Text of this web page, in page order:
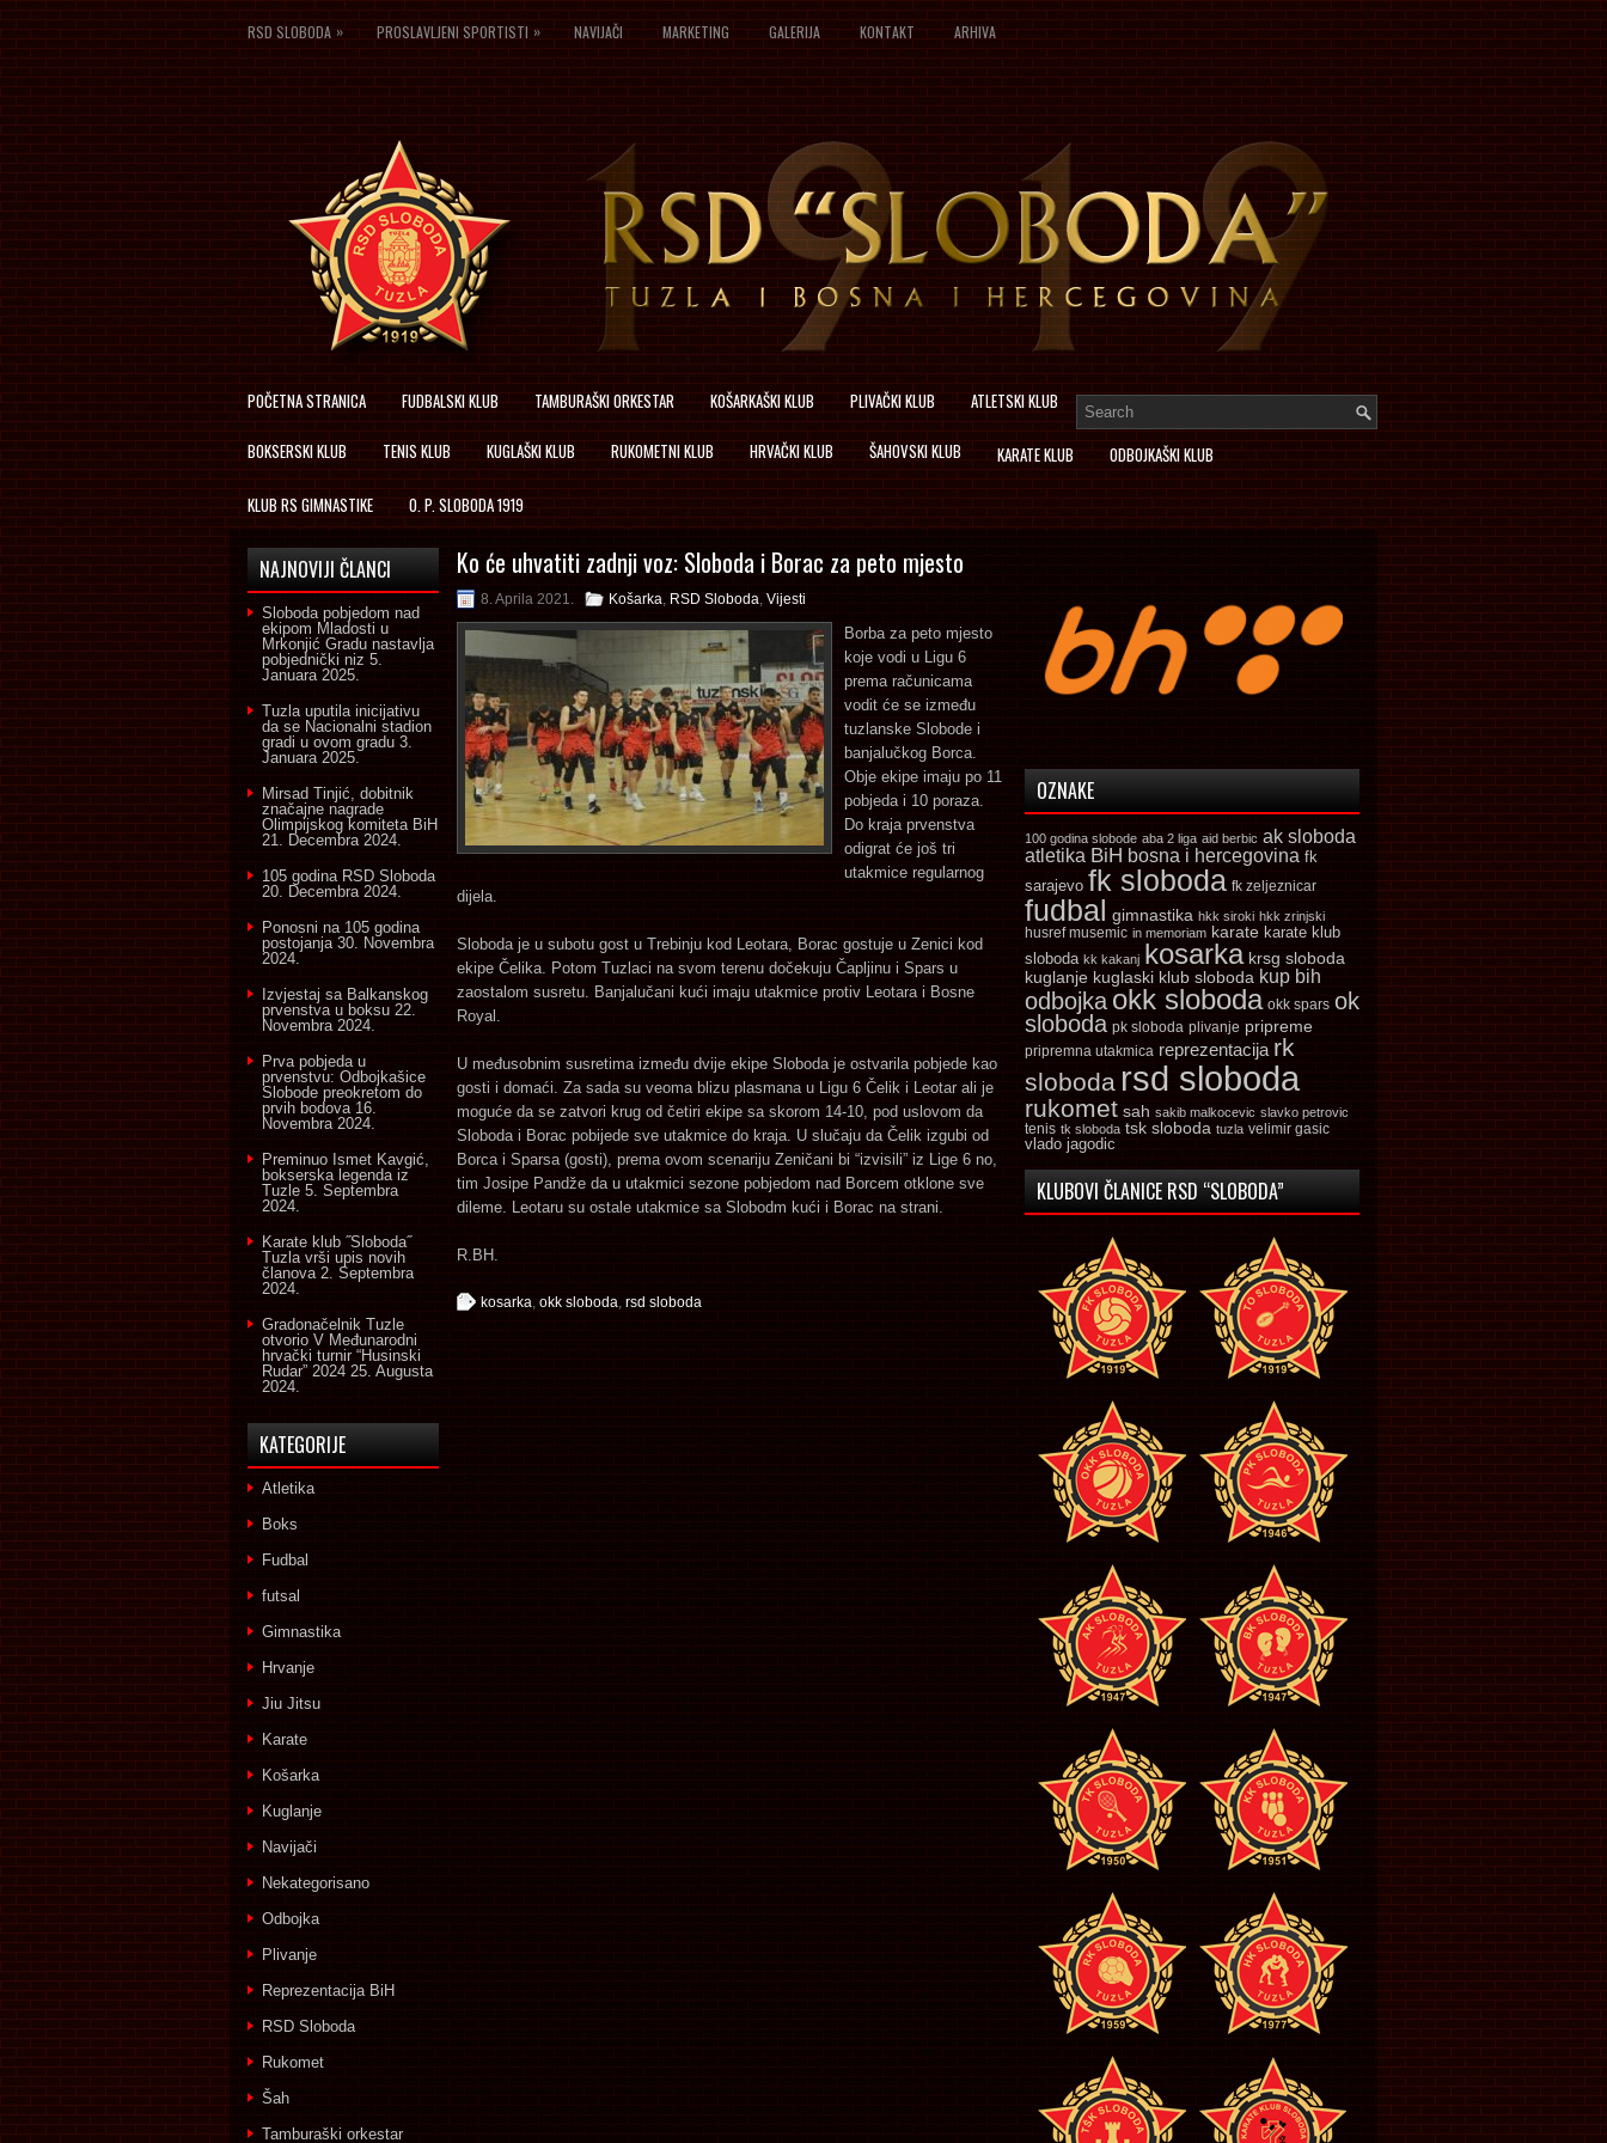
RSD SLOBODA » PROSLAVLJENI SPORTISTI » NAVIJAČI MARKETING GALERIJA KONTAKT ARHIVA
POČETNA STRANICA FUDBALSKI KLUB TAMBURAŠKI ORKESTAR KOŠARKAŠKI KLUB PLIVAČKI KLUB ATLETSKI KLUB
BOKSERSKI KLUB TENIS KLUB KUGLAŠKI KLUB RUKOMETNI KLUB HRVAČKI KLUB ŠAHOVSKI KLUB KARATE KLUB ODBOJKAŠKI KLUB
KLUB RS GIMNASTIKE O. P. SLOBODA 1919
Ko će uhvatiti zadnji voz: Sloboda i Borac za peto mjesto
8. Aprila 2021. Košarka, RSD Sloboda, Vijesti
Borba za peto mjesto
koje vodi u Ligu 6
prema računicama
vodit će se između
tuzlanske Slobode i
banjalučkog Borca.
Obje ekipe imaju po 11
pobjeda i 10 poraza.
Do kraja prvenstva
odigrat će još tri
utakmice regularnog
dijela.
Sloboda je u subotu gost u Trebinju kod Leotara, Borac gostuje u Zenici kod
ekipe Čelika. Potom Tuzlaci na svom terenu dočekuju Čapljinu i Spars u
zaostalom susretu. Banjalučani kući imaju utakmice protiv Leotara i Bosne
Royal.
U međusobnim susretima između dvije ekipe Sloboda je ostvarila pobjede kao
gosti i domaći. Za sada su veoma blizu plasmana u Ligu 6 Čelik i Leotar ali je
moguće da se zatvori krug od četiri ekipe sa skorom 14-10, pod uslovom da
Sloboda i Borac pobijede sve utakmice do kraja. U slučaju da Čelik izgubi od
Borca i Sparsa (gosti), prema ovom scenariju Zeničani bi “izvisili” iz Lige 6 no,
tim Josipe Pandže da u utakmici sezone pobjedom nad Borcem otklone sve
dileme. Leotaru su ostale utakmice sa Slobodm kući i Borac na strani.
R.BH.
kosarka, okk sloboda, rsd sloboda
NAJNOVIJI ČLANCI
Sloboda pobjedom nad
ekipom Mladosti u
Mrkonjić Gradu nastavlja
pobjednički niz 5.
Januara 2025.
Tuzla uputila inicijativu
da se Nacionalni stadion
gradi u ovom gradu 3.
Januara 2025.
Mirsad Tinjić, dobitnik
značajne nagrade
Olimpijskog komiteta BiH
21. Decembra 2024.
105 godina RSD Sloboda
20. Decembra 2024.
Ponosni na 105 godina
postojanja 30. Novembra
2024.
Izvjestaj sa Balkanskog
prvenstva u boksu 22.
Novembra 2024.
Prva pobjeda u
prvenstvu: Odbojkašice
Slobode preokretom do
prvih bodova 16.
Novembra 2024.
Preminuo Ismet Kavgić,
bokserska legenda iz
Tuzle 5. Septembra
2024.
Karate klub ˝Sloboda˝
Tuzla vrši upis novih
članova 2. Septembra
2024.
Gradonačelnik Tuzle
otvorio V Međunarodni
hrvački turnir “Husinski
Rudar” 2024 25. Augusta
2024.
KATEGORIJE
Atletika
Boks
Fudbal
futsal
Gimnastika
Hrvanje
Jiu Jitsu
Karate
Košarka
Kuglanje
Navijači
Nekategorisano
Odbojka
Plivanje
Reprezentacija BiH
RSD Sloboda
Rukomet
Šah
Tamburaški orkestar
OZNAKE
100 godina slobode aba 2 liga aid berbic ak sloboda
atletika BiH bosna i hercegovina fk
sarajevo fk sloboda fk zeljeznicar
fudbal gimnastika hkk siroki hkk zrinjski
husref musemic in memoriam karate karate klub
sloboda kk kakanj kosarka krsg sloboda
kuglanje kuglaski klub sloboda kup bih
odbojka okk sloboda okk spars ok
sloboda pk sloboda plivanje pripreme
pripremna utakmica reprezentacija rk
sloboda rsd sloboda
rukomet sah sakib malkocevic slavko petrovic
tenis tk sloboda tsk sloboda tuzla velimir gasic
vlado jagodic
KLUBOVI ČLANICE RSD “SLOBODA”